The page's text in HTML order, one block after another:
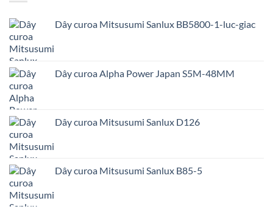
Dây curoa Mitsusumi Sanlux BB5800-1-luc-giac
Dây curoa Alpha Power Japan S5M-48MM
Dây curoa Mitsusumi Sanlux D126
Dây curoa Mitsusumi Sanlux B85-5